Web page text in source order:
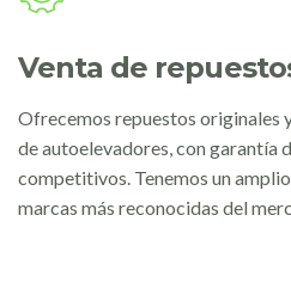
Venta de
Ofrecemos repuestos originales
de autoelevadores, con garantía
competitivos. Tenemos un
marcas más reconocidas del